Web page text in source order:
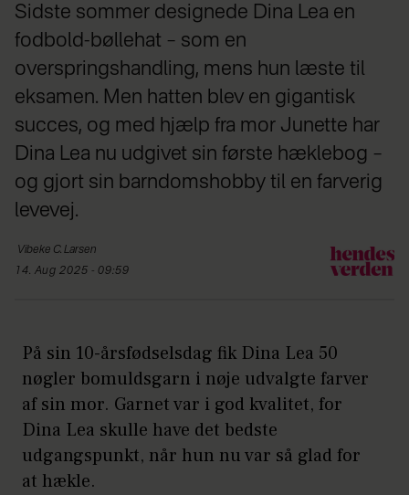
Sidste sommer designede Dina Lea en
fodbold-bøllehat – som en
overspringshandling, mens hun læste til
eksamen. Men hatten blev en gigantisk
succes, og med hjælp fra mor Junette har
Dina Lea nu udgivet sin første hæklebog –
og gjort sin barndomshobby til en farverig
levevej.
Vibeke C. Larsen
14. Aug 2025 - 09:59
På sin 10-årsfødselsdag fik Dina Lea 50
nøgler bomuldsgarn i nøje udvalgte farver
af sin mor. Garnet var i god kvalitet, for
Dina Lea skulle have det bedste
udgangspunkt, når hun nu var så glad for
at hækle.